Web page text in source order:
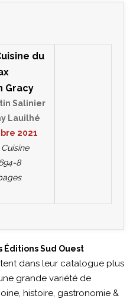
du
Gracy
Salinier
Lauilhé
2021
8
Éditions Sud Ouest
dans leur catalogue plus
grande variété de
histoire, gastronomie &